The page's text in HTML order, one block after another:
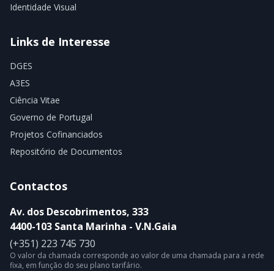
Identidade Visual
Links de Interesse
DGES
A3ES
Ciência Vitae
Governo de Portugal
Projetos Cofinanciados
Repositório de Documentos
Contactos
Av. dos Descobrimentos, 333
4400-103 Santa Marinha - V.N.Gaia
(+351) 223 745 730
O valor da chamada corresponde ao valor de uma chamada para a rede
fixa, em função do seu plano tarifário.